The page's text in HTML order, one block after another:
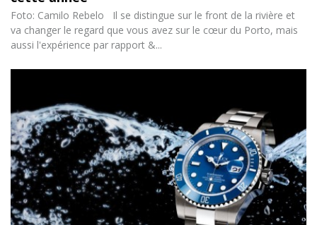
Foto: Camilo Rebelo Il se distingue sur le front de la rivière et
va changer le regard que vous avez sur le cœur du Porto, mais
aussi l'expérience par rapport &...